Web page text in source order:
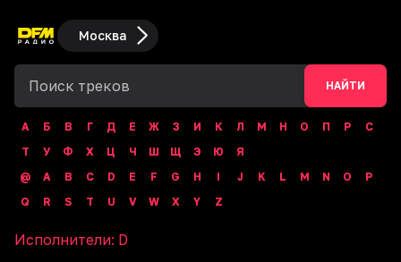
Москва
НАЙТИ
А Б В Г Д Е Ж З И К Л М Н О П Р
С
Т
У Ф Х Ц Ч Ш Щ Э Ю
Я
@
A B C D E F G H I J K L M N O
P
Q
R S T U V W X Y Z
Исполнители: D